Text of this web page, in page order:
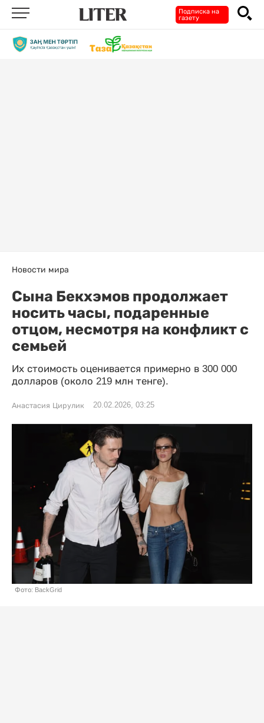
Подписка на
газету
Новости мира
Сына Бекхэмов продолжает
носить часы, подаренные
отцом, несмотря на конфликт с
семьей
Их стоимость оценивается примерно в 300 000
долларов (около 219 млн тенге).
Анастасия Цирулик 20.02.2026, 03:25
Фото: BackGrid